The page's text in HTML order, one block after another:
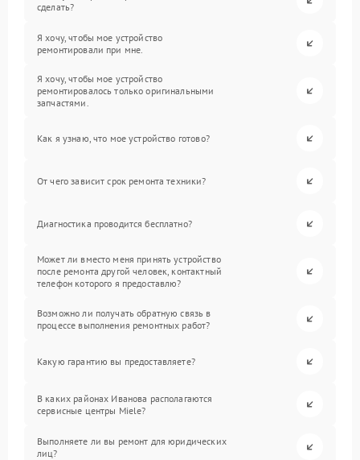
сделать?
Я хочу, чтобы мое устройство
ремонтировали при мне.
Я хочу, чтобы мое устройство
ремонтировалось только оригинальными
запчастями.
Как я узнаю, что мое устройство готово?
От чего зависит срок ремонта техники?
Диагностика проводится бесплатно?
Может ли вместо меня принять устройство
после ремонта другой человек, контактный
телефон которого я предоставлю?
Возможно ли получать обратную связь в
процессе выполнения ремонтных работ?
Какую гарантию вы предоставляете?
В каких районах Иванова располагаются
сервисные центры Miele?
Выполняете ли вы ремонт для юридических
лиц?